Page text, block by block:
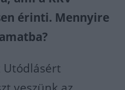
érinti. Mennyire
Utódlásért